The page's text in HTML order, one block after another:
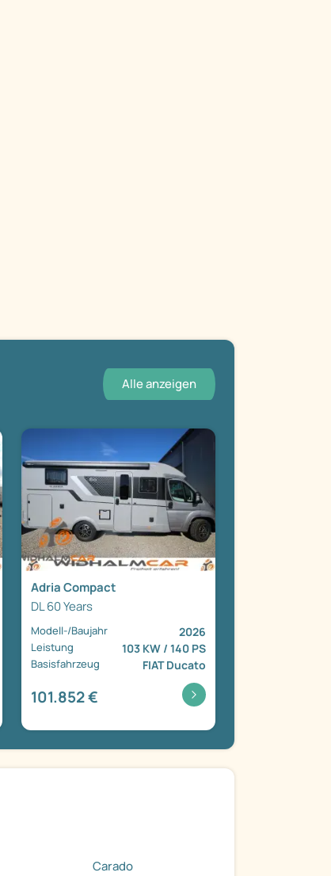
Alle anzeigen
Adria Compact
DL 60 Years
Modell-/Baujahr 2026
Leistung 103 KW / 140 PS
Basisfahrzeug FIAT Ducato
101.852 €
Carado